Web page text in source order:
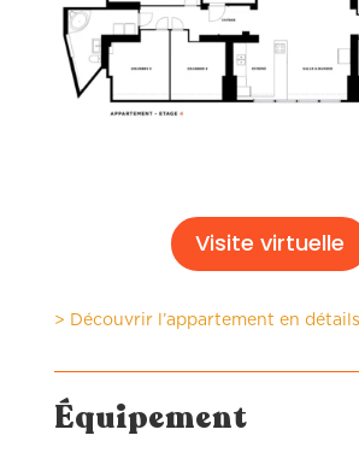
Visite virtuelle
> Découvrir l’appartement en détails
Équipement